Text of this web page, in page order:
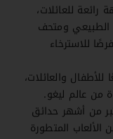
رائعة للعائلات،
ومتحف
للاسترخاء
والعائلات،
من عالم ليغو.
من أشهر حدائق
الألعاب المتطورة